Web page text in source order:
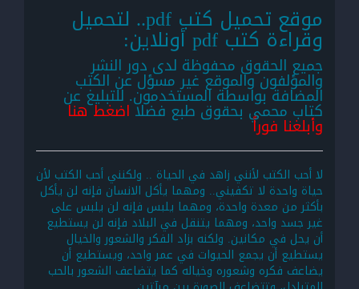
موقع تحميل كتب pdf.. لتحميل
وقراءة كتب pdf أونلاين:
جميع الحقوق محفوظة لدى دور النشر
والمؤلفون والموقع غير مسؤل عن الكتب
المضافة بواسطة المستخدمون. للتبليغ عن
كتاب محمي بحقوق طبع فضلااضغط هنا
وأبلغنا فوراً
لا أحب الكتب لأنني زاهد في الحياة .. ولكنني أحب الكتب لأن
حياة واحدة لا تكفيني.. ومهما يأكل الانسان فإنه لن يأكل
بأكثر من معدة واحدة، ومهما يلبس فإنه لن يلبس على
غير جسد واحد، ومهما يتنقل في البلاد فإنه لن يستطيع
أن يحل في مكانين. ولكنه بزاد الفكر والشعور والخيال
يستطيع أن يجمع الحيوات في عمر واحد، ويستطيع أن
يضاعف فكره وشعوره وخياله كما يتضاعف الشعور بالحب